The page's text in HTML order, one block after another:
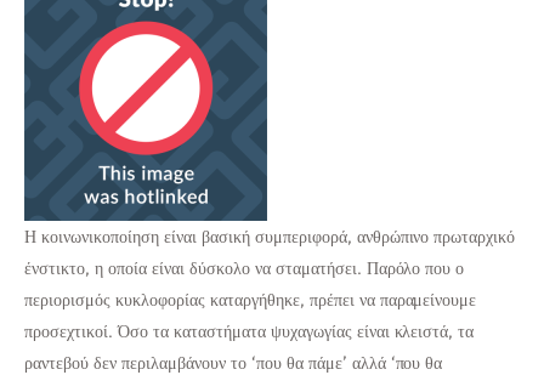
Η κοινωνικοποίηση είναι βασική συμπεριφορά, ανθρώπινο πρωταρχικό
ένστικτο, η οποία είναι δύσκολο να σταματήσει. Παρόλο που ο
περιορισμός κυκλοφορίας καταργήθηκε, πρέπει να παραμείνουμε
προσεχτικοί. Όσο τα καταστήματα ψυχαγωγίας είναι κλειστά, τα
ραντεβού δεν περιλαμβάνουν το ‘που θα πάμε’ αλλά ‘που θα